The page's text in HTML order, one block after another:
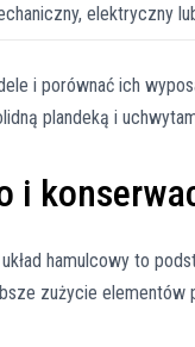
elektryczny
i porównać ich
plandeką i
i
hamulcowy to
zużycie elementów